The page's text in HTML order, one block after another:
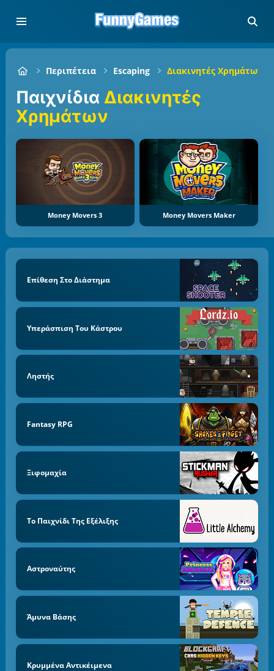
Περιπέτεια Escaping Διακινητές Χρημάτων
Παιχνίδια Διακινητές
Χρημάτων
Money Movers 3 Money Movers Maker
Επίθεση Στο Διάστημα
Υπεράσπιση Του Κάστρου
Ληστής
Fantasy RPG
Ξιφομαχία
Το Παιχνίδι Της Εξέλιξης
Αστροναύτης
Άμυνα Βάσης
Κρυμμένα Αντικέιμενα